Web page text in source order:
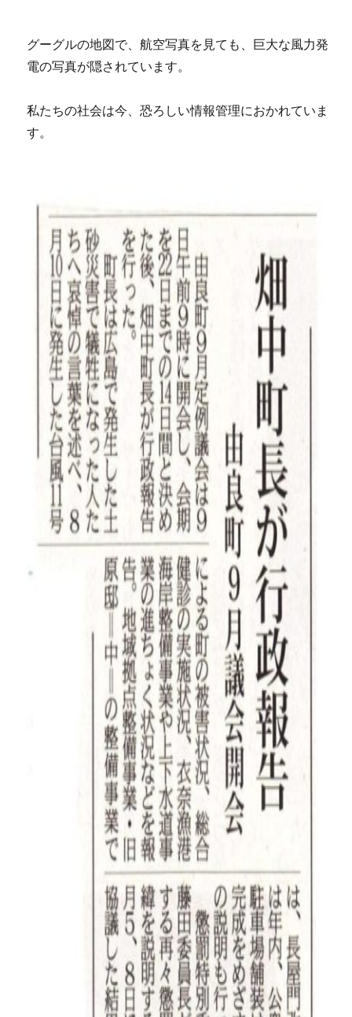
グーグルの地図で、航空写真を見ても、巨大な風力発
電の写真が隠されています。
私たちの社会は今、恐ろしい情報管理におかれていま
す。